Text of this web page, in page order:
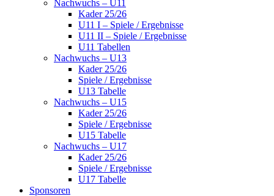
Nachwuchs – U11
Kader 25/26
U11 I – Spiele / Ergebnisse
U11 II – Spiele / Ergebnisse
U11 Tabellen
Nachwuchs – U13
Kader 25/26
Spiele / Ergebnisse
U13 Tabelle
Nachwuchs – U15
Kader 25/26
Spiele / Ergebnisse
U15 Tabelle
Nachwuchs – U17
Kader 25/26
Spiele / Ergebnisse
U17 Tabelle
Sponsoren